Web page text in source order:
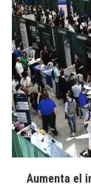
Aumenta el